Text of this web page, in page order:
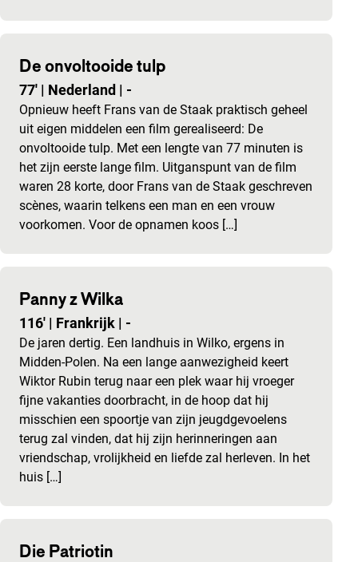
De onvoltooide tulp
77' | Nederland | -
Opnieuw heeft Frans van de Staak praktisch geheel
uit eigen middelen een film gerealiseerd: De
onvoltooide tulp. Met een lengte van 77 minuten is
het zijn eerste lange film. Uitganspunt van de film
waren 28 korte, door Frans van de Staak geschreven
scènes, waarin telkens een man en een vrouw
voorkomen. Voor de opnamen koos […]
Panny z Wilka
116' | Frankrijk | -
De jaren dertig. Een landhuis in Wilko, ergens in
Midden-Polen. Na een lange aanwezigheid keert
Wiktor Rubin terug naar een plek waar hij vroeger
fijne vakanties doorbracht, in de hoop dat hij
misschien een spoortje van zijn jeugdgevoelens
terug zal vinden, dat hij zijn herinneringen aan
vriendschap, vrolijkheid en liefde zal herleven. In het
huis […]
Die Patriotin